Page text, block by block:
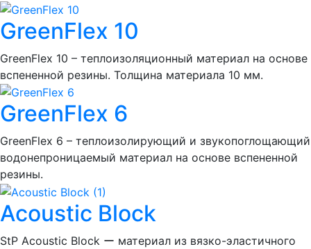
GreenFlex 10
GreenFlex 10 – теплоизоляционный материал на основе
вспененной резины. Толщина материала 10 мм.
GreenFlex 6
GreenFlex 6 – теплоизолирующий и звукопоглощающий
водонепроницаемый материал на основе вспененной
резины.
Acoustic Block
StP Acoustic Block ー материал из вязко-эластичного